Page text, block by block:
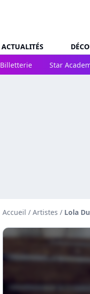
ACTUALITÉS
Billetterie
Star
Accueil / Artistes / Lola